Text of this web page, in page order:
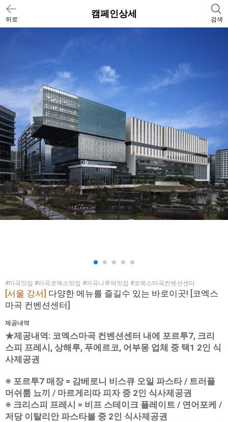
뒤로
캠페인상세
검색
#마곡맛집 #마곡코엑스맛집 #마곡나루역맛집 #코엑스마곡컨벤션센터
[서울 강서] 다양한 메뉴를 즐길수 있는 바로이곳! [코엑스
마곡 컨벤션센터]
제공내역
★제공내역: 코엑스마곡 컨벤션센터 내에 포르투7, 크리
스피 프레시, 상해루, 푸에르코, 어부몽 업체 중 택1 2인 식
사제공권
※ 포르투7 매장 = 감베로니 비스큐 오일 파스타 / 트러플
머쉬룸 뇨끼 / 마르게리따 피자 중 2인 식사제공권
※ 크리스피 프레시 = 비프 스테이크 플레이트 / 연어포케 /
저당 이탈리안 파스타볼 중 2인 식사제공권